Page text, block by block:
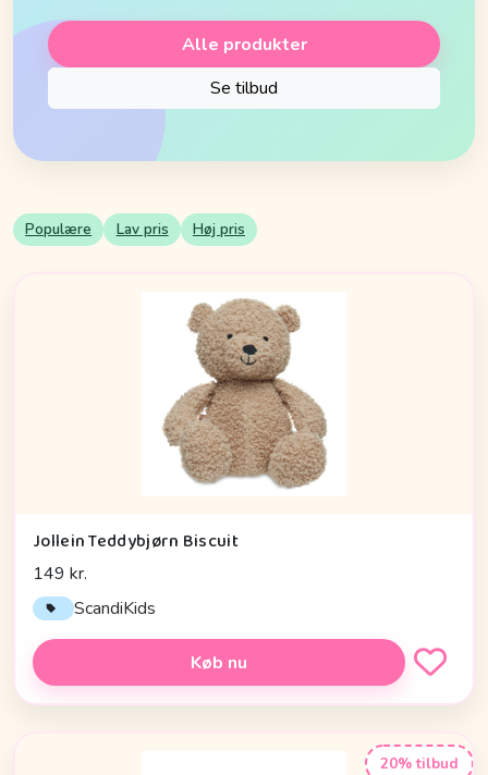
Alle produkter
Se tilbud
Populære Lav pris Høj pris
Jollein Teddybjørn Biscuit
149 kr.
ScandiKids
Køb nu
20% tilbud